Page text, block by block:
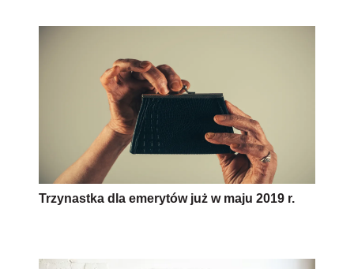
Trzynastka dla emerytów już w maju 2019 r.